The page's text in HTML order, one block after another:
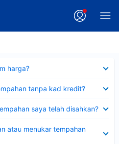
harga?
tanpa kad kredit?
saya telah disahkan?
atau menukar tempahan